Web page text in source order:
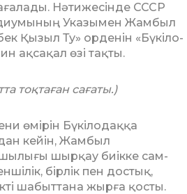
Нә­тижесінде СССР
Указымен Жамбыл
Қызыл Ту» орденін «Бү­кіло­
ақсақал өзі тақты.
тоқтаған сағаты.)
өмі­рін Бүкілодаққа
кейін, Жамбыл
шырқау биікке сам­
бір­лік пен достық,
шабыттана жырға қосты.